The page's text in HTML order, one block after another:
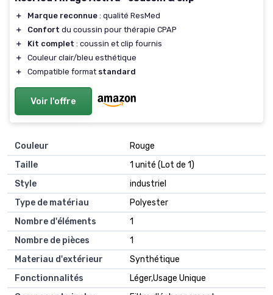
＋ Marque reconnue : qualité ResMed
＋
Confort du coussin pour thérapie CPAP
＋
Kit complet : coussin et clip fournis
＋
Couleur clair/bleu esthétique
＋
Compatible format standard
Voir l'offre
Couleur
‎Rouge
Taille
‎1 unité (Lot de 1)
Style
‎industriel
Type de matériau
‎Polyester
Nombre d'éléments
‎1
Nombre de pièces
‎1
Materiau d'extérieur
‎Synthétique
Fonctionnalités
‎Léger,Usage Unique